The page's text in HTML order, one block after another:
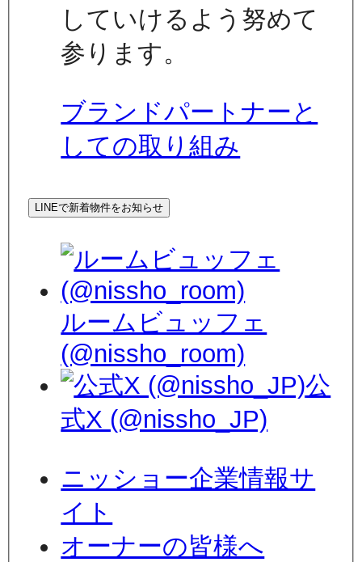
していけるよう努めて
参ります。
ブランドパートナーと
しての取り組み
LINEで新着物件をお知らせ
ルームビュッフェ
(@nissho_room)
公
式X (@nissho_JP)
ニッショー企業情報サ
イト
オーナーの皆様へ